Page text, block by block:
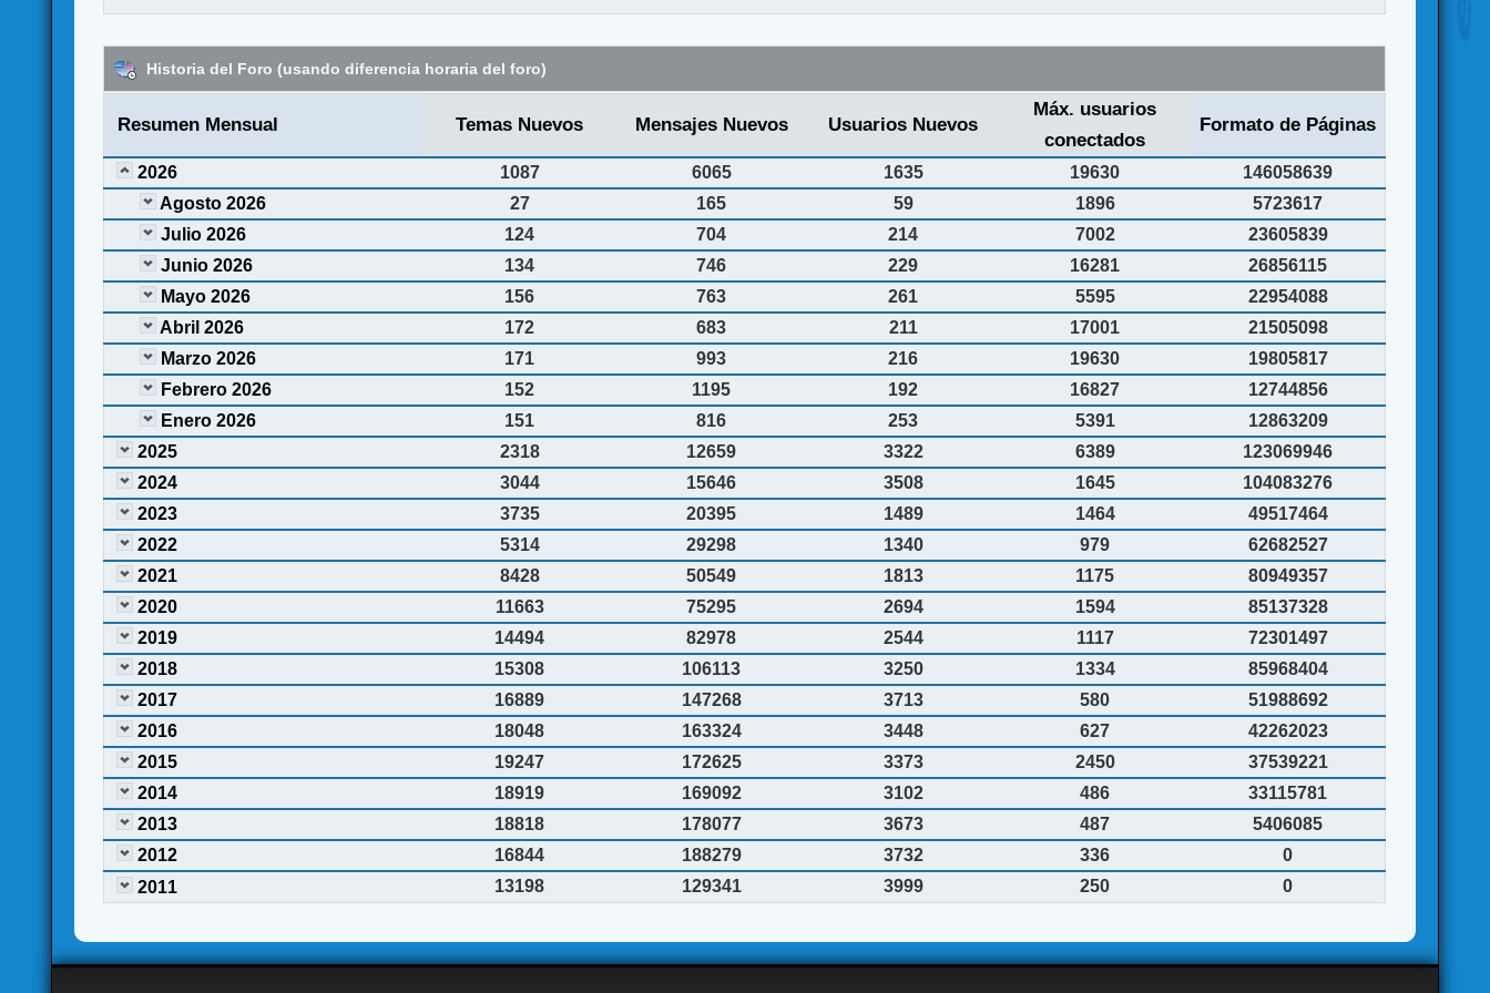
Historia del Foro (usando diferencia horaria del foro)
Resumen Mensual Temas Nuevos Mensajes Nuevos Usuarios Nuevos
Máx. usuarios
conectados
Formato de Páginas
2026 1087 6065 1635 19630
146058639
Agosto 2026
27 165 59 1896
5723617
Julio 2026
124 704 214 7002
23605839
Junio 2026
134 746 229 16281
26856115
Mayo 2026
156 763 261 5595
22954088
Abril 2026
172 683 211 17001
21505098
Marzo 2026
171 993 216 19630
19805817
Febrero 2026
152 1195 192 16827
12744856
Enero 2026
151 816 253 5391
12863209
2025
2318 12659 3322 6389
123069946
2024
3044 15646 3508 1645
104083276
2023
3735 20395 1489 1464
49517464
2022
5314 29298 1340 979
62682527
2021
8428 50549 1813 1175
80949357
2020
11663 75295 2694 1594
85137328
2019
14494 82978 2544 1117
72301497
2018
15308 106113 3250 1334
85968404
2017
16889 147268 3713 580
51988692
2016
18048 163324 3448 627
42262023
2015
19247 172625 3373 2450
37539221
2014
18919 169092 3102 486
33115781
2013
18818 178077 3673 487
5406085
2012
16844 188279 3732 336
0
2011
13198 129341 3999 250 0